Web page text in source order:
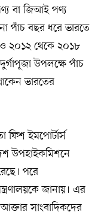
বা জিআই পণ্য
পাঁচ বছর ধরে ভারতে
২০১২ থেকে ২০১৮
দুর্গাপূজা উপলক্ষে পাঁচ
ভারতের
ফিশ ইমপোর্টার্স
উপহাইকমিশনে
পরে
জানায়। এর
সাংবাদিকদের